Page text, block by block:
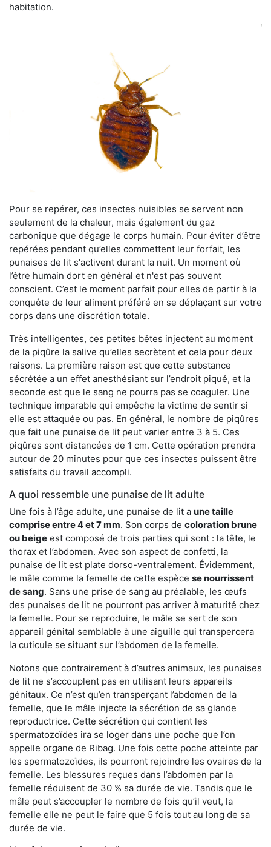
habitation.
Pour se repérer, ces insectes nuisibles se servent non
seulement de la chaleur, mais également du gaz
carbonique que dégage le corps humain. Pour éviter d’être
repérées pendant qu’elles commettent leur forfait, les
punaises de lit s'activent durant la nuit. Un moment où
l’être humain dort en général et n'est pas souvent
conscient. C’est le moment parfait pour elles de partir à la
conquête de leur aliment préféré en se déplaçant sur votre
corps dans une discrétion totale.
Très intelligentes, ces petites bêtes injectent au moment
de la piqûre la salive qu’elles secrètent et cela pour deux
raisons. La première raison est que cette substance
sécrétée a un effet anesthésiant sur l’endroit piqué, et la
seconde est que le sang ne pourra pas se coaguler. Une
technique imparable qui empêche la victime de sentir si
elle est attaquée ou pas. En général, le nombre de piqûres
que fait une punaise de lit peut varier entre 3 à 5. Ces
piqûres sont distancées de 1 cm. Cette opération prendra
autour de 20 minutes pour que ces insectes puissent être
satisfaits du travail accompli.
A quoi ressemble une punaise de lit adulte
Une fois à l’âge adulte, une punaise de lit a une taille
comprise entre 4 et 7 mm. Son corps de coloration brune
ou beige est composé de trois parties qui sont : la tête, le
thorax et l’abdomen. Avec son aspect de confetti, la
punaise de lit est plate dorso-ventralement. Évidemment,
le mâle comme la femelle de cette espèce se nourrissent
de sang. Sans une prise de sang au préalable, les œufs
des punaises de lit ne pourront pas arriver à maturité chez
la femelle. Pour se reproduire, le mâle se sert de son
appareil génital semblable à une aiguille qui transpercera
la cuticule se situant sur l’abdomen de la femelle.
Notons que contrairement à d’autres animaux, les punaises
de lit ne s’accouplent pas en utilisant leurs appareils
génitaux. Ce n’est qu’en transperçant l’abdomen de la
femelle, que le mâle injecte la sécrétion de sa glande
reproductrice. Cette sécrétion qui contient les
spermatozoïdes ira se loger dans une poche que l’on
appelle organe de Ribag. Une fois cette poche atteinte par
les spermatozoïdes, ils pourront rejoindre les ovaires de la
femelle. Les blessures reçues dans l’abdomen par la
femelle réduisent de 30 % sa durée de vie. Tandis que le
mâle peut s’accoupler le nombre de fois qu’il veut, la
femelle elle ne peut le faire que 5 fois tout au long de sa
durée de vie.